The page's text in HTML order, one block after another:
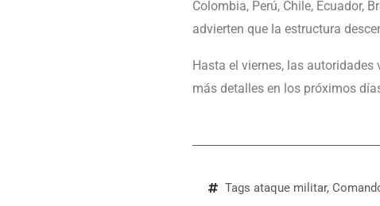
Colombia, Perú, Chile, Ecuador,
advierten que la estructura
Hasta el viernes, las
más detalles en los próximos
Tags ataque militar,